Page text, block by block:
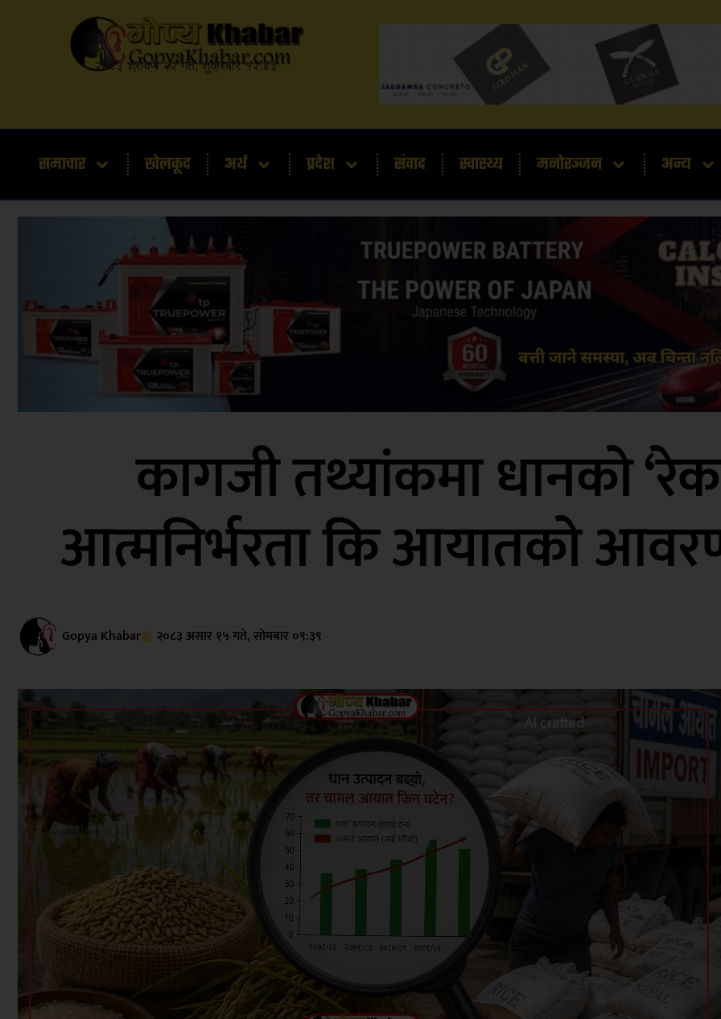
२०८३ श्रावण २२ गते, शुक्रबार १२:४३
समाचार खेलकूद अर्थ प्रदेश संवाद स्वास्थ्य मनोरञ्जन अन्य
कागजी तथ्यांकमा धानको
आत्मनिर्भरता कि आयातको
Gopya Khabar २०८३ असार १५ गते, सोमबार ०९:३९